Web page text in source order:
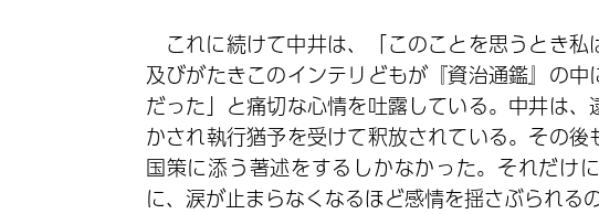
これに続けて中井は、「このことを思うとき
及びがたきこのインテリどもが『資治通鑑』の
だった」と痛切な心情を吐露している。中井は
かされ執行猶予を受けて釈放されている。その
国策に添う著述をするしかなかった。それだけ
に、涙が止まらなくなるほど感情を揺さぶられる